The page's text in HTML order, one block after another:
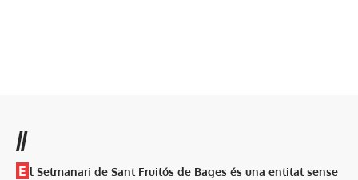
//
E l Setmanari de Sant Fruitós de Bages és una entitat sense